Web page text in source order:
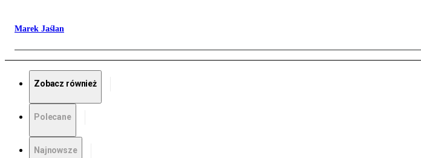
Marek Jaślan
Zobacz również
Polecane
Najnowsze